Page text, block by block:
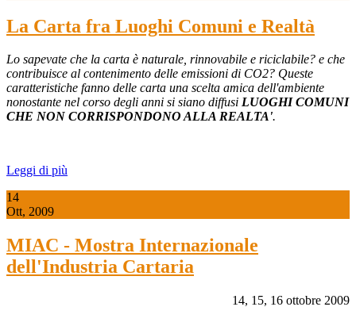
La Carta fra Luoghi Comuni e Realtà
Lo sapevate che la carta è naturale, rinnovabile e riciclabile? e che
contribuisce al contenimento delle emissioni di CO2? Queste
caratteristiche fanno delle carta una scelta amica dell'ambiente
nonostante nel corso degli anni si siano diffusi LUOGHI COMUNI
CHE NON CORRISPONDONO ALLA REALTA'.
Leggi di più
14
Ott, 2009
MIAC - Mostra Internazionale
dell'Industria Cartaria
14, 15, 16 ottobre 2009